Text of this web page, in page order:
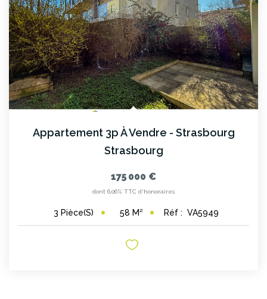
Appartement 3p À Vendre - Strasbourg
Strasbourg
175 000 €
dont 6,06% TTC d'honoraires
3 Pièce(s) 58 M² Réf : VA5949